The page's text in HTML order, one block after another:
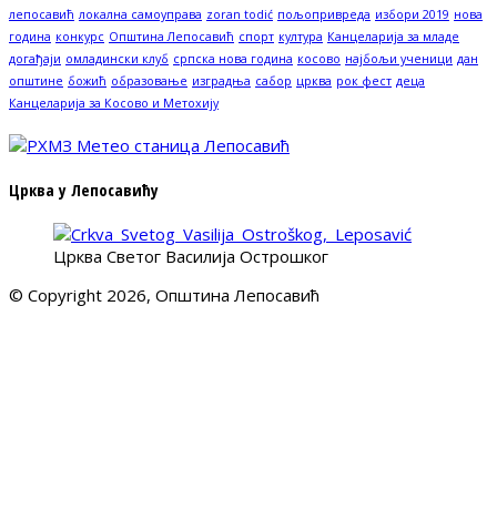
лепосавић локална самоуправа zoran todić пољопривреда избори 2019 нова
година конкурс Општина Лепосавић спорт култура Канцеларија за младе
догађаји омладински клуб српска нова година косово најбољи ученици дан
општине божић образовање изградња сабор црква рок фест деца
Канцеларија за Косово и Метохију
Црква у Лепосавићу
Црква Светог Василија Острошког
© Copyright 2026, Општина Лепосавић